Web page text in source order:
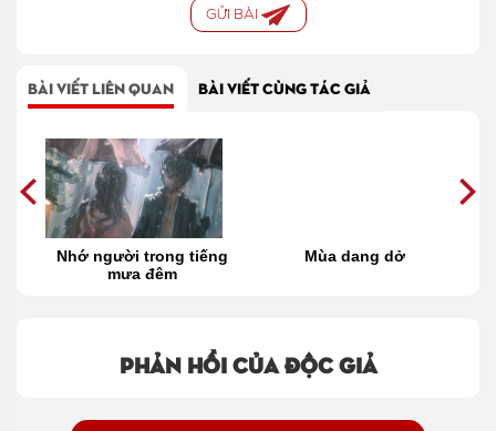
GỬI BÀI
BÀI VIẾT LIÊN QUAN BÀI VIẾT CÙNG TÁC GIẢ
Nhớ người trong tiếng
mưa đêm
Mùa dang dở
Phản hồi của độc giả